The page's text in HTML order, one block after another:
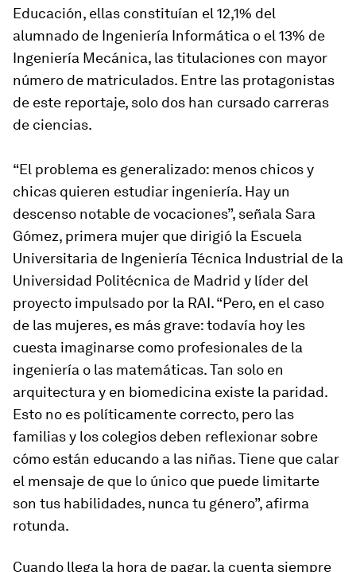
Educación, ellas constituían el 12,1% del
alumnado de Ingeniería Informática o el 13% de
Ingeniería Mecánica, las titulaciones con mayor
número de matriculados. Entre las protagonistas
de este reportaje, solo dos han cursado carreras
de ciencias.
“El problema es generalizado: menos chicos y
chicas quieren estudiar ingeniería. Hay un
descenso notable de vocaciones”, señala Sara
Gómez, primera mujer que dirigió la Escuela
Universitaria de Ingeniería Técnica Industrial de la
Universidad Politécnica de Madrid y líder del
proyecto impulsado por la RAI. “Pero, en el caso
de las mujeres, es más grave: todavía hoy les
cuesta imaginarse como profesionales de la
ingeniería o las matemáticas. Tan solo en
arquitectura y en biomedicina existe la paridad.
Esto no es políticamente correcto, pero las
familias y los colegios deben reflexionar sobre
cómo están educando a las niñas. Tiene que calar
el mensaje de que lo único que puede limitarte
son tus habilidades, nunca tu género”, afirma
rotunda.
Cuando llega la hora de pagar, la cuenta siempre